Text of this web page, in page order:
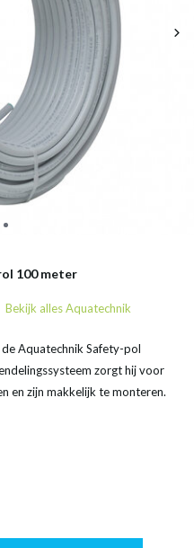
100 meter
Bekijk alles Aquatechnik
Aquatechnik Safety-pol
zorgt hij voor
en zijn makkelijk te monteren.